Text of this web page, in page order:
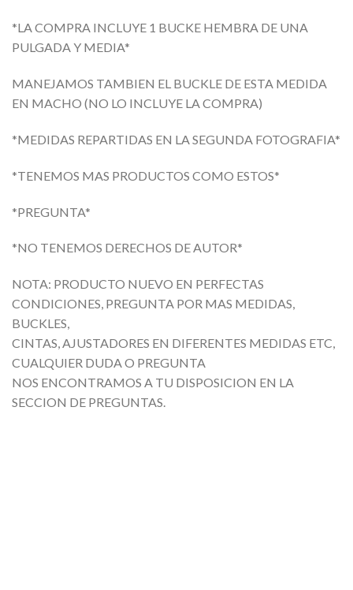
*LA COMPRA INCLUYE 1 BUCKE HEMBRA DE UNA
PULGADA Y MEDIA*
MANEJAMOS TAMBIEN EL BUCKLE DE ESTA MEDIDA
EN MACHO (NO LO INCLUYE LA COMPRA)
*MEDIDAS REPARTIDAS EN LA SEGUNDA FOTOGRAFIA*
*TENEMOS MAS PRODUCTOS COMO ESTOS*
*PREGUNTA*
*NO TENEMOS DERECHOS DE AUTOR*
NOTA: PRODUCTO NUEVO EN PERFECTAS
CONDICIONES, PREGUNTA POR MAS MEDIDAS,
BUCKLES,
CINTAS, AJUSTADORES EN DIFERENTES MEDIDAS ETC,
CUALQUIER DUDA O PREGUNTA
NOS ENCONTRAMOS A TU DISPOSICION EN LA
SECCION DE PREGUNTAS.